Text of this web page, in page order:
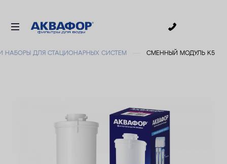
НАБОРЫ ДЛЯ СТАЦИОНАРНЫХ СИСТЕМ СМЕННЫЙ МОДУЛЬ K5